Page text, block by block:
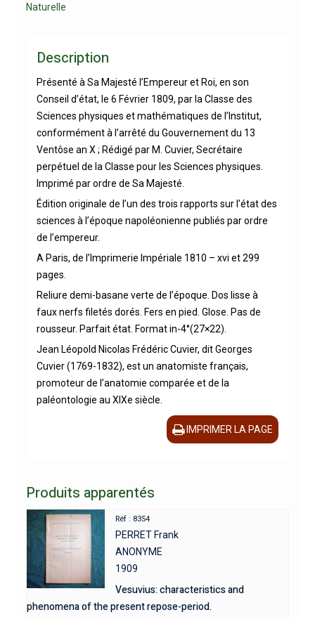
Naturelle
Description
Présenté à Sa Majesté l’Empereur et Roi, en son
Conseil d’état, le 6 Février 1809, par la Classe des
Sciences physiques et mathématiques de l’Institut,
conformément à l’arrêté du Gouvernement du 13
Ventôse an X ; Rédigé par M. Cuvier, Secrétaire
perpétuel de la Classe pour les Sciences physiques.
Imprimé par ordre de Sa Majesté.
Édition originale de l’un des trois rapports sur l’état des
sciences à l’époque napoléonienne publiés par ordre
de l’empereur.
A Paris, de l’Imprimerie Impériale 1810 – xvi et 299
pages.
Reliure demi-basane verte de l’époque. Dos lisse à
faux nerfs filetés dorés. Fers en pied. Glose. Pas de
rousseur. Parfait état. Format in-4°(27×22).
Jean Léopold Nicolas Frédéric Cuvier, dit Georges
Cuvier (1769-1832), est un anatomiste français,
promoteur de l’anatomie comparée et de la
paléontologie au XIXe siècle.
IMPRIMER LA PAGE
Produits apparentés
Réf : 8354
PERRET Frank
ANONYME
1909
Vesuvius: characteristics and
phenomena of the present repose-period.